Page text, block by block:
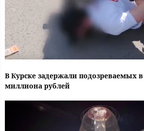
В Курске задержали подозреваемых
миллиона рублей